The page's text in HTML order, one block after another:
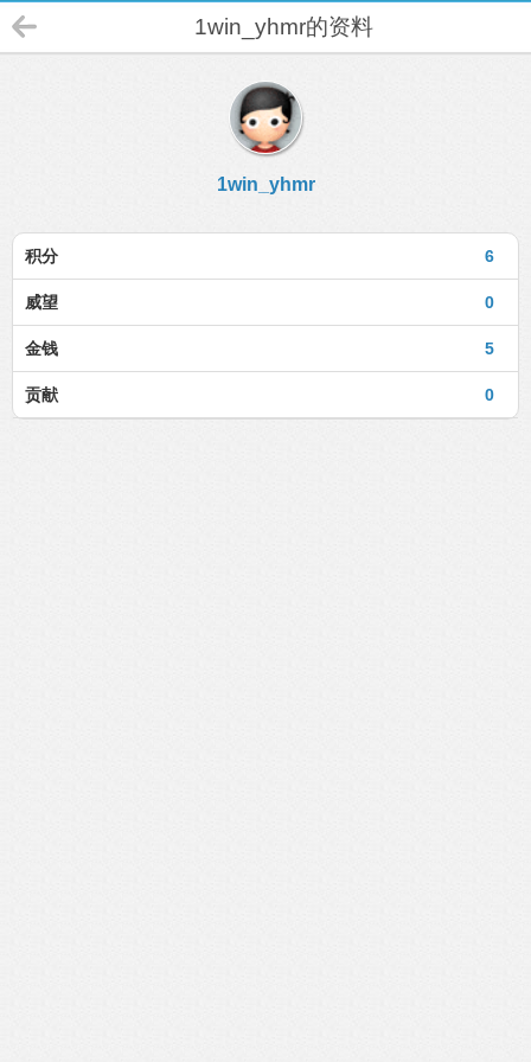
1win_yhmr的资料
1win_yhmr
6
积分
0
威望
5
金钱
0
贡献